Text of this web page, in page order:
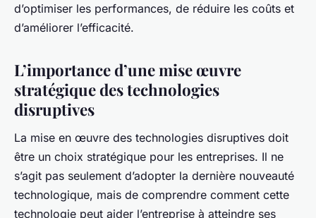
d’optimiser les performances, de réduire les coûts et
d’améliorer l’efficacité.
L’importance d’une mise œuvre
stratégique des technologies
disruptives
La mise en œuvre des technologies disruptives doit
être un choix stratégique pour les entreprises. Il ne
s’agit pas seulement d’adopter la dernière nouveauté
technologique, mais de comprendre comment cette
technologie peut aider l’entreprise à atteindre ses